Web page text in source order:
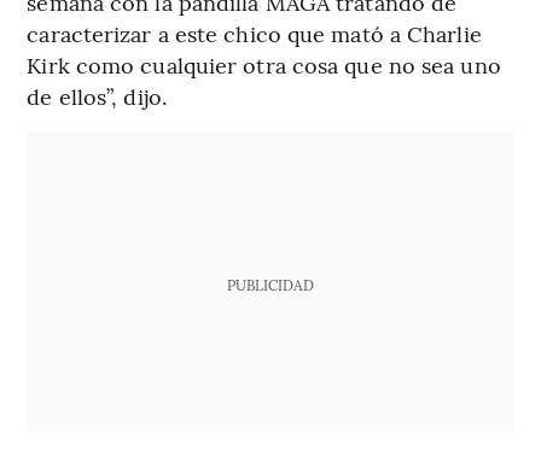
caracterizar a este chico que mató a Charlie
Kirk como cualquier otra cosa que no sea uno
de ellos”, dijo.
PUBLICIDAD